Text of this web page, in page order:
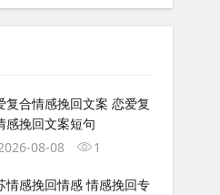
复合情感挽回文案 恋爱复
感挽回文案短句
08-08
1
情感挽回情感 情感挽回专